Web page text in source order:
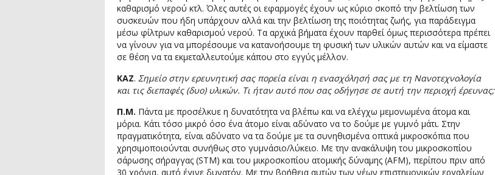
καθαρισμό νερού κτλ. Όλες αυτές οι εφαρμογές έχουν ως κύριο σκοπό την βελτίωση των
συσκευών που ήδη υπάρχουν αλλά και την βελτίωση της ποιότητας ζωής, για παράδειγμα
μέσω φίλτρων καθαρισμού νερού. Τα αρχικά βήματα έχουν παρθεί όμως περισσότερα πρέπει
να γίνουν για να μπορέσουμε να κατανοήσουμε τη φυσική των υλικών αυτών και να είμαστε
σε θέση να τα εκμεταλλευτούμε κάπου στο εγγύς μέλλον.
ΚΑΖ. Σημείο στην ερευνητική σας πορεία είναι η ενασχόλησή σας με τη Νανοτεχνολογία
και τις διεπαφές (δυο) υλικών. Τι ήταν αυτό που σας οδήγησε σε αυτή την περιοχή έρευνας;
Π.Μ. Πάντα με προσέλκυε η δυνατότητα να βλέπω και να ελέγχω μεμονωμένα άτομα και
μόρια. Κάτι τόσο μικρό όσο ένα άτομο είναι αδύνατο να το δούμε με γυμνό μάτι. Στην
πραγματικότητα, είναι αδύνατο να τα δούμε με τα συνηθισμένα οπτικά μικροσκόπια που
χρησιμοποιούνται συνήθως στο γυμνάσιο/λύκειο. Με την ανακάλυψη του μικροσκοπίου
σάρωσης σήραγγας (STM) και του μικροσκοπίου ατομικής δύναμης (AFM), περίπου πριν από
30 χρόνια, αυτό έγινε δυνατόν. Με την βοήθεια αυτών των νέων επιστημονικών εργαλείων